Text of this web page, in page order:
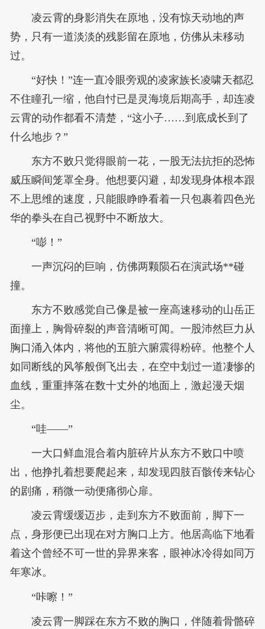
凌云霄的身影消失在原地，没有惊天动地的声
势，只有一道淡淡的残影留在原地，仿佛从未移动
过。
“好快！”连一直冷眼旁观的凌家族长凌啸天都忍
不住瞳孔一缩，他自忖已是灵海境后期高手，却连凌
云霄的动作都看不清楚，“这小子……到底成长到了
什么地步？”
东方不败只觉得眼前一花，一股无法抗拒的恐怖
威压瞬间笼罩全身。他想要闪避，却发现身体根本跟
不上思维的速度，只能眼睁睁看着一只包裹着四色光
华的拳头在自己视野中不断放大。
“嘭！”
一声沉闷的巨响，仿佛两颗陨石在演武场**碰
撞。
东方不败感觉自己像是被一座高速移动的山岳正
面撞上，胸骨碎裂的声音清晰可闻。一股沛然巨力从
胸口涌入体内，将他的五脏六腑震得粉碎。他整个人
如同断线的风筝般倒飞出去，在空中划过一道凄惨的
血线，重重摔落在数十丈外的地面上，激起漫天烟
尘。
“哇——”
一大口鲜血混合着内脏碎片从东方不败口中喷
出，他挣扎着想要爬起来，却发现四肢百骸传来钻心
的剧痛，稍微一动便痛彻心扉。
凌云霄缓缓迈步，走到东方不败面前，脚下一
点，身形便已出现在对方胸口上方。他居高临下地看
着这个曾经不可一世的异界来客，眼神冰冷得如同万
年寒冰。
“咔嚓！”
凌云霄一脚踩在东方不败的胸口，伴随着骨骼碎